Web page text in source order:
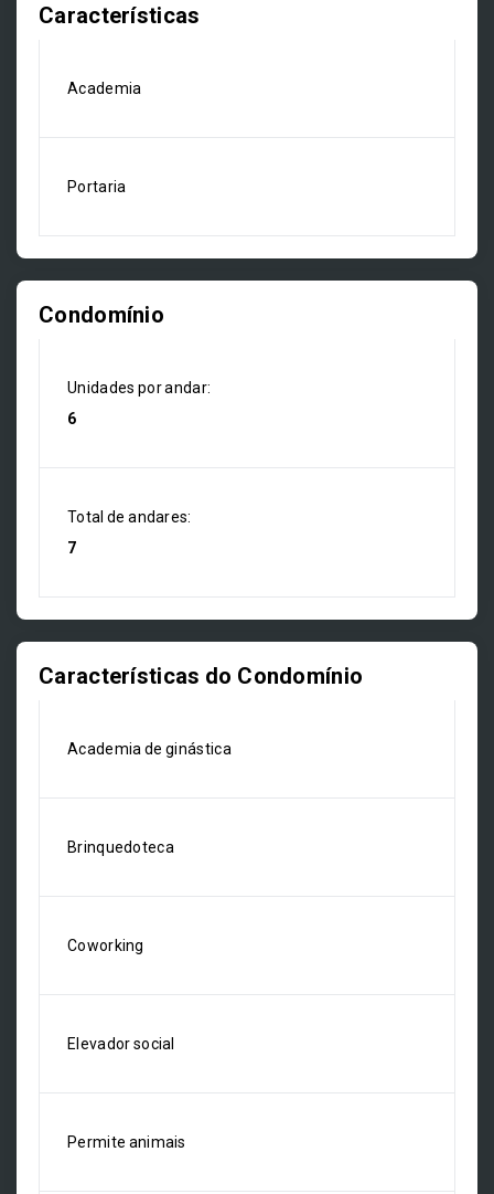
Características
Academia
Portaria
Condomínio
Unidades por andar:
6
Total de andares:
7
Características do Condomínio
Academia de ginástica
Brinquedoteca
Coworking
Elevador social
Permite animais